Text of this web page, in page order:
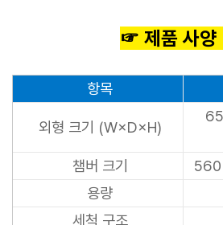
☞ 제품 사
항목
외형 크기 (W×D×H)
챔버 크기
용량
세척 구조